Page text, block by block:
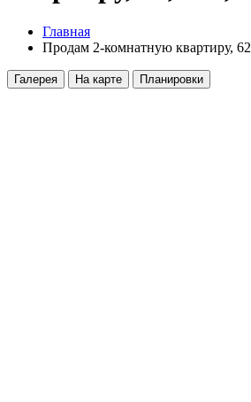
Главная
Продам 2-комнатную квартиру,
Галерея На карте Планировки